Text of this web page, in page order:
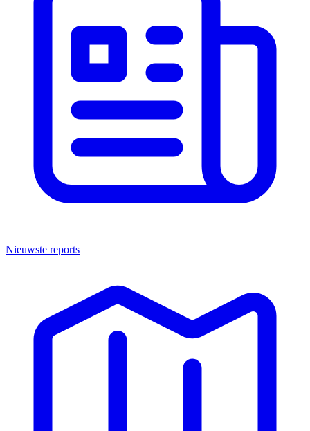
Nieuwste reports